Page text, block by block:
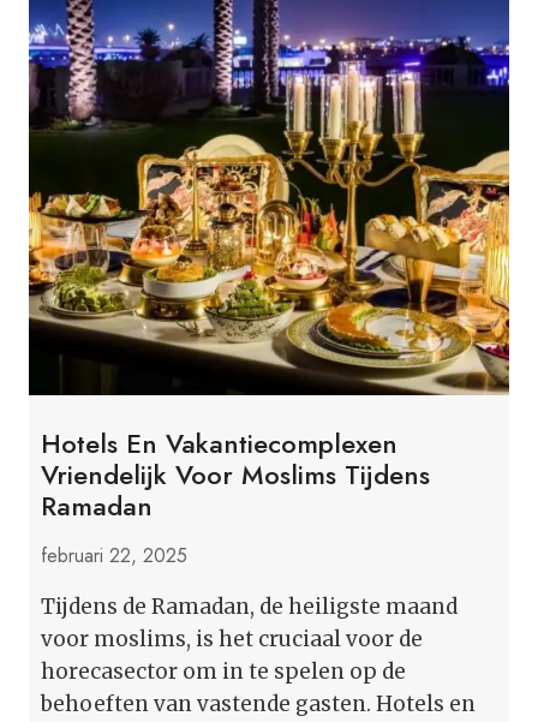
Hotels En Vakantiecomplexen
Vriendelijk Voor Moslims Tijdens
Ramadan
februari 22, 2025
Tijdens de Ramadan, de heiligste maand
voor moslims, is het cruciaal voor de
horecasector om in te spelen op de
behoeften van vastende gasten. Hotels en